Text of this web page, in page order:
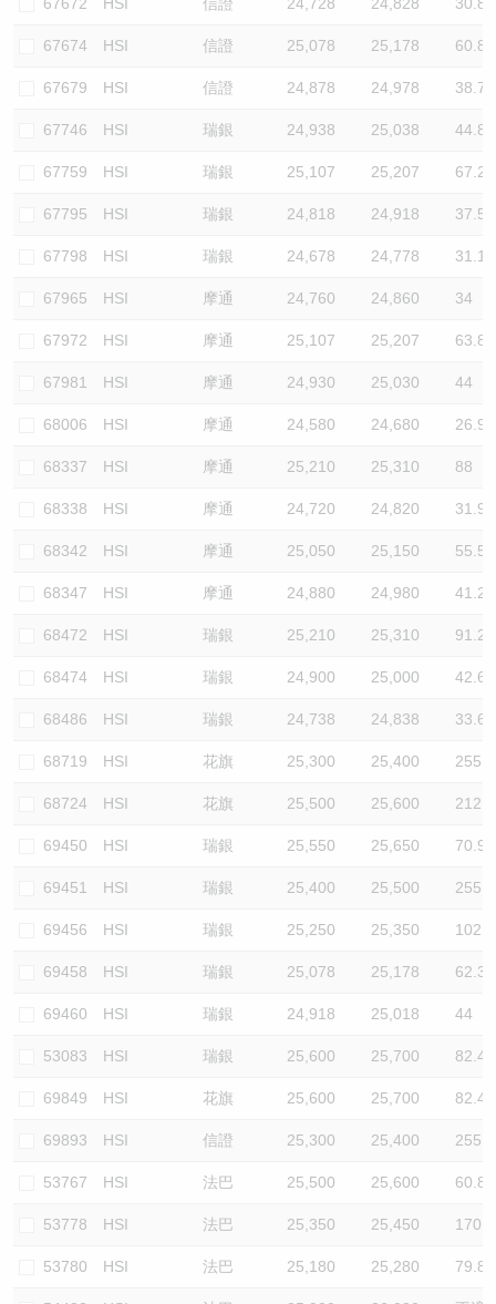
67674 HSI 信證 25,078 25,178 60.8
67679 HSI 信證 24,878 24,978 38.7
67746 HSI 瑞銀 24,938 25,038 44.8
67759 HSI 瑞銀 25,107 25,207 67.2
67795 HSI 瑞銀 24,818 24,918 37.5
67798 HSI 瑞銀 24,678 24,778 31.1
67965 HSI 摩通 24,760 24,860 34
67972 HSI 摩通 25,107 25,207 63.8
67981 HSI 摩通 24,930 25,030 44
68006 HSI 摩通 24,580 24,680 26.9
68337 HSI 摩通 25,210 25,310 88
68338 HSI 摩通 24,720 24,820 31.9
68342 HSI 摩通 25,050 25,150 55.5
68347 HSI 摩通 24,880 24,980 41.2
68472 HSI 瑞銀 25,210 25,310 91.2
68474 HSI 瑞銀 24,900 25,000 42.6
68486 HSI 瑞銀 24,738 24,838 33.6
68719 HSI 花旗 25,300 25,400 255.3
68724 HSI 花旗 25,500 25,600 212.8
69450 HSI 瑞銀 25,550 25,650 70.9
69451 HSI 瑞銀 25,400 25,500 255.3
69456 HSI 瑞銀 25,250 25,350 102.1
69458 HSI 瑞銀 25,078 25,178 62.3
69460 HSI 瑞銀 24,918 25,018 44
53083 HSI 瑞銀 25,600 25,700 82.4
69849 HSI 花旗 25,600 25,700 82.4
69893 HSI 信證 25,300 25,400 255.3
53767 HSI 法巴 25,500 25,600 60.8
53778 HSI 法巴 25,350 25,450 170.2
53780 HSI 法巴 25,180 25,280 79.8